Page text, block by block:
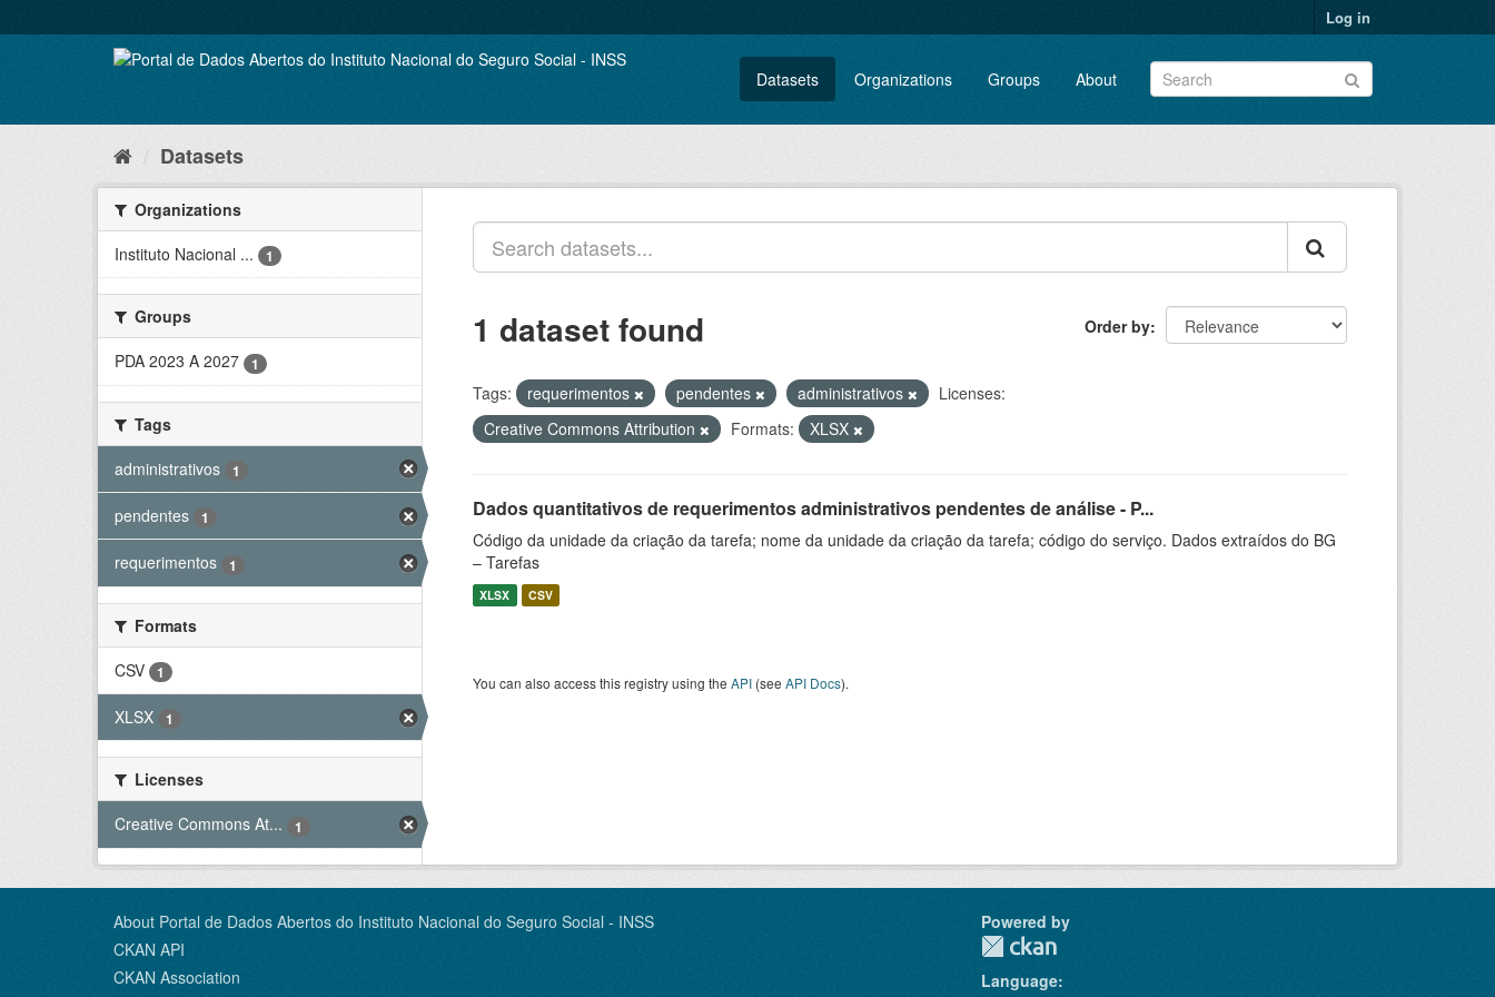
to
Log in
Datasets Organizations Groups About
Datasets
Organizations
Instituto Nacional ...
1
Groups
PDA 2023 A 2027
1
Tags
administrativos
1
pendentes 1
requerimentos 1
Formats
CSV
1
XLSX 1
Licenses
Creative Commons At...
1
Order by
1 dataset found
Tags: requerimentos pendentes administrativos
Licenses:
Creative Commons Attribution
Formats: XLSX
Dados quantitativos de requerimentos administrativos pendentes de análise - P...
Código da unidade da criação da tarefa; nome da unidade da criação da tarefa; código do serviço. Dados extraídos do BG
– Tarefas
XLSX CSV
You can also access this registry using the API (see API Docs).
About Portal de Dados Abertos do Instituto Nacional do Seguro Social - INSS
CKAN API
CKAN Association
Powered by
Language